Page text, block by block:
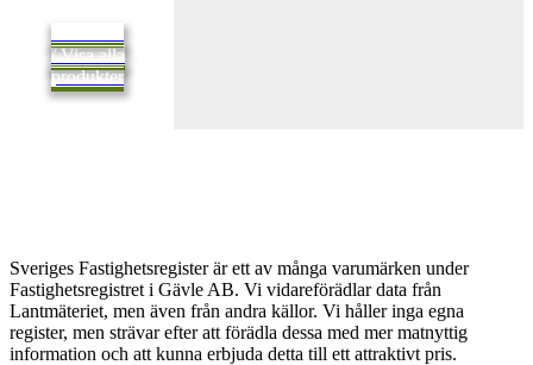
/ Visa alla
produkter
Sveriges Fastighetsregister är ett av många varumärken under
Fastighetsregistret i Gävle AB. Vi vidareförädlar data från
Lantmäteriet, men även från andra källor. Vi håller inga egna
register, men strävar efter att förädla dessa med mer matnyttig
information och att kunna erbjuda detta till ett attraktivt pris.